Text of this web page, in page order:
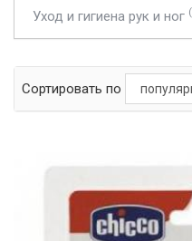
Уход и гигиена рук и ног
Сортировать по